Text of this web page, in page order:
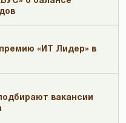
«ИТ Лидер» в
вакансии